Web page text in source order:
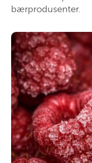
bærprodusenter.